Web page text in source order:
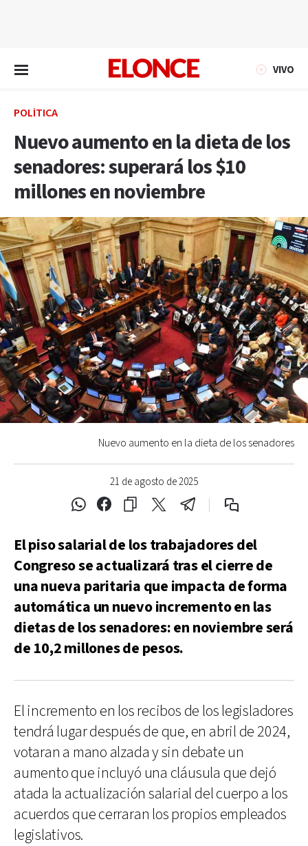
VIVO
POLÍTICA
Nuevo aumento en la dieta de los
senadores: superará los $10
millones en noviembre
21 de agosto de 2025
Nuevo aumento en la dieta de los senadores
El piso salarial de los trabajadores del
Congreso se actualizará tras el cierre de
una nueva paritaria que impacta de forma
automática un nuevo incremento en las
dietas de los senadores: en noviembre será
de 10,2 millones de pesos.
El incremento en los recibos de los legisladores
tendrá lugar después de que, en abril de 2024,
votaran a mano alzada y sin debate un
aumento que incluyó una cláusula que dejó
atada la actualización salarial del cuerpo a los
acuerdos que cerraran los propios empleados
legislativos.